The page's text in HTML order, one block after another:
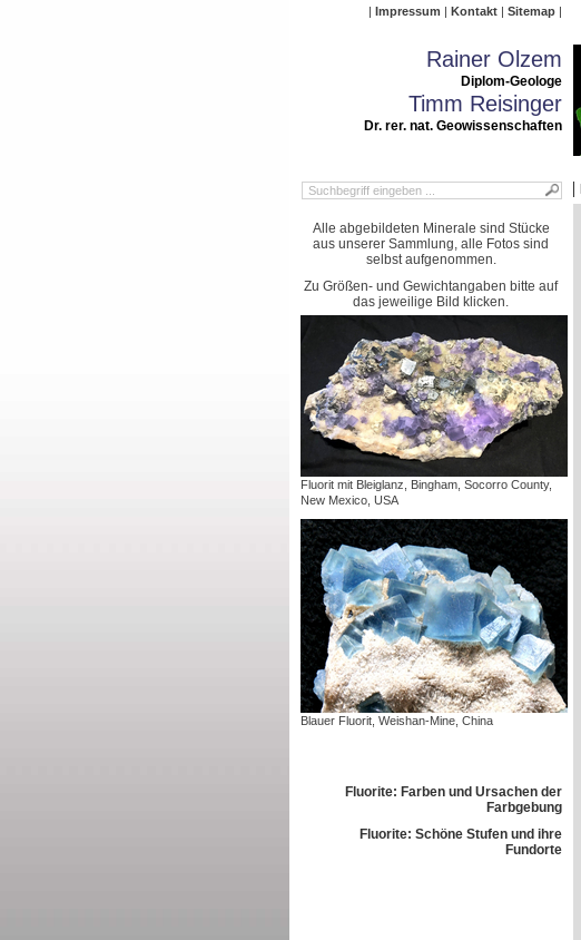
Impressum Kontakt Sitemap
Rainer Olzem
Diplom-Geologe
Timm Reisinger
Dr. rer. nat. Geowissenschaften
Alle abgebildeten Minerale sind Stücke
aus unserer Sammlung, alle Fotos sind
selbst aufgenommen.
Zu Größen- und Gewichtangaben bitte auf
das jeweilige Bild klicken.
Fluorit mit Bleiglanz, Bingham, Socorro County,
New Mexico, USA
Blauer Fluorit, Weishan-Mine, China
Fluorite: Farben und Ursachen der
Farbgebung
Fluorite: Schöne Stufen und ihre
Fundorte